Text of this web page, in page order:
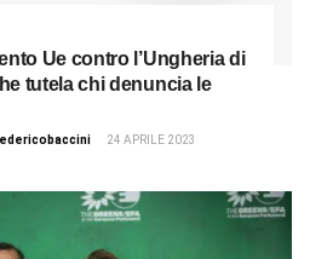
Ue contro l’Ungheria di
tutela chi denuncia le
24 APRILE 2023